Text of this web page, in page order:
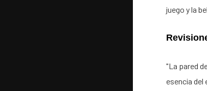
juego y la
"La pared
esencia del